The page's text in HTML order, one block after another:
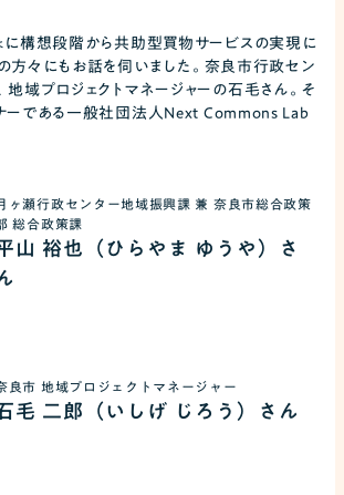
に構想段階から共助型買物サービスの実現に
方々にもお話を伺いました。奈良市行政セン
地域プロジェクトマネージャーの石毛さん。そ
ーである一般社団法人Next Commons Lab
ヶ瀬行政センター地域振興課 兼 奈良市総合政策
総合政策課
山 裕也（ひらやま ゆうや）さ
良市 地域プロジェクトマネージャー
毛 二郎（いしげ じろう）さん